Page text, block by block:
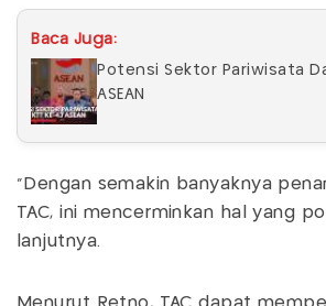
Baca Juga:
Potensi Sektor Pariwisata
ASEAN
"Dengan semakin banyaknya
TAC, ini mencerminkan hal yang
lanjutnya.